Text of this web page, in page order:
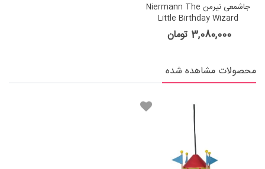
جاشمعی نیرمن Niermann The
Little Birthday Wizard
3,080,000 تومان
محصولات مشاهده شده